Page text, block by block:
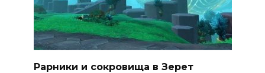
Рарники и сокровища в Зерет